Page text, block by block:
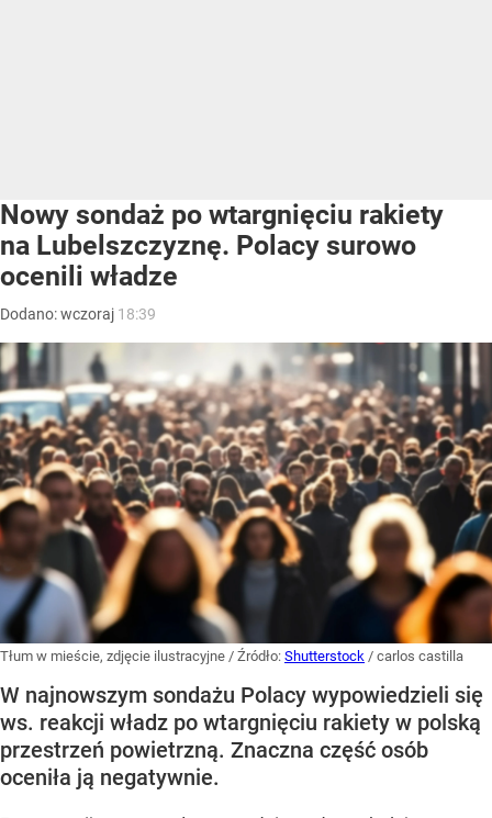
Nowy sondaż po wtargnięciu rakiety
na Lubelszczyznę. Polacy surowo
ocenili władze
Dodano:wczoraj 18:39
Tłum w mieście, zdjęcie ilustracyjne / Źródło: Shutterstock / carlos castilla
W najnowszym sondażu Polacy wypowiedzieli się
ws. reakcji władz po wtargnięciu rakiety w polską
przestrzeń powietrzną. Znaczna część osób
oceniła ją negatywnie.